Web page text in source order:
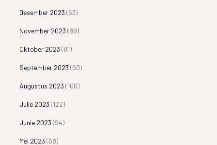
Desember 2023 (53)
November 2023 (89)
Oktober 2023 (81)
September 2023 (50)
Augustus 2023 (100)
Julie 2023 (122)
Junie 2023 (94)
Mei 2023 (68)